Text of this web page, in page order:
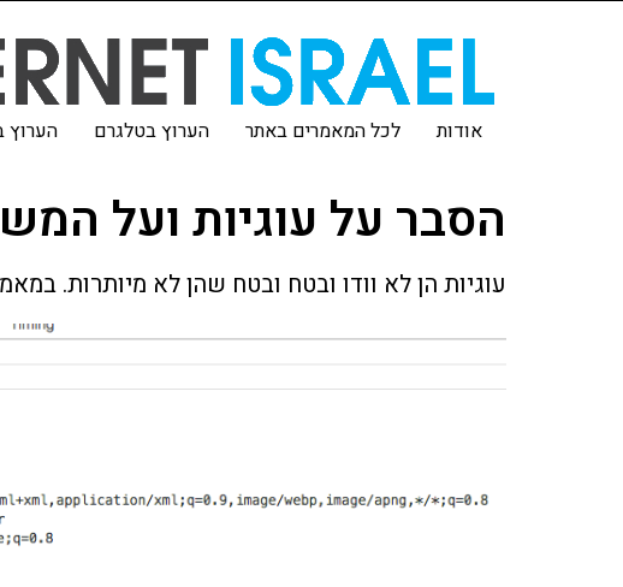
אודות לכל המאמרים באתר הערוץ בטלגרם הערוץ
הסבר על עוגיות ועל
עוגיות הן לא וודו ובטח ובטח שהן לא מיותרות.